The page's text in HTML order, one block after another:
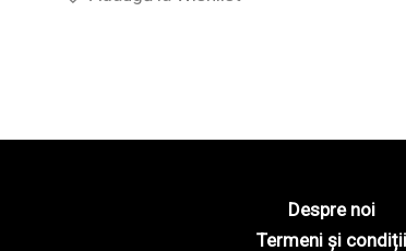
Despre noi
Termeni și condiții